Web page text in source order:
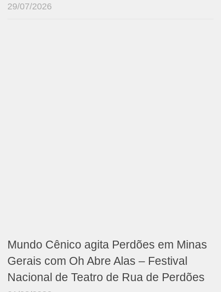
29/07/2026
Mundo Cênico agita Perdões em Minas
Gerais com Oh Abre Alas – Festival
Nacional de Teatro de Rua de Perdões